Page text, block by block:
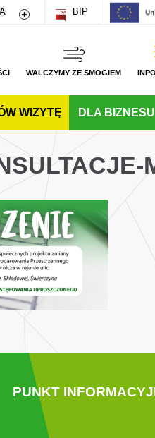
rozmiar czcionki
A Zwiększ rozmiar czcionki
BIP
WALCZYMY ZE SMOGIEM
WIZYTĘ DLA BIZNESU
PUNKT